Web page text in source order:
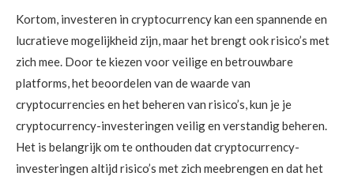
Kortom, investeren in cryptocurrency kan een spannende en
lucratieve mogelijkheid zijn, maar het brengt ook risico’s met
zich mee. Door te kiezen voor veilige en betrouwbare
platforms, het beoordelen van de waarde van
cryptocurrencies en het beheren van risico’s, kun je je
cryptocurrency-investeringen veilig en verstandig beheren.
Het is belangrijk om te onthouden dat cryptocurrency-
investeringen altijd risico’s met zich meebrengen en dat het